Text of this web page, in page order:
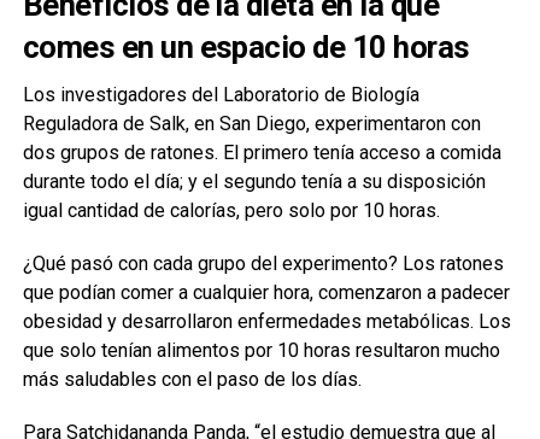
comes en un espacio de 10 horas
Los investigadores del Laboratorio de Biología
Reguladora de Salk, en San Diego, experimentaron con
dos grupos de ratones. El primero tenía acceso a comida
durante todo el día; y el segundo tenía a su disposición
igual cantidad de calorías, pero solo por 10 horas.
¿Qué pasó con cada grupo del experimento? Los ratones
que podían comer a cualquier hora, comenzaron a padecer
obesidad y desarrollaron enfermedades metabólicas. Los
que solo tenían alimentos por 10 horas resultaron mucho
más saludables con el paso de los días.
Para Satchidananda Panda, “el estudio demuestra que al